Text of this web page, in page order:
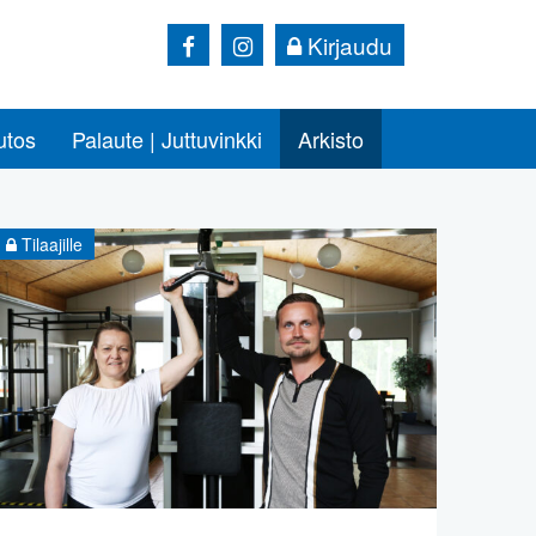
Kirjaudu
Palaute | Juttuvinkki Arkisto
Tilaajille